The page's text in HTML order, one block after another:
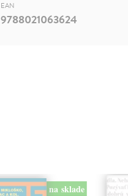
EAN
9788021063624
na sklade